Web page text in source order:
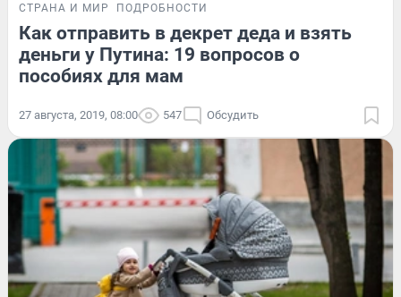
СТРАНА И МИР ПОДРОБНОСТИ
Как отправить в декрет деда и взять
деньги у Путина: 19 вопросов о
пособиях для мам
27 августа, 2019, 08:00 547 Обсудить